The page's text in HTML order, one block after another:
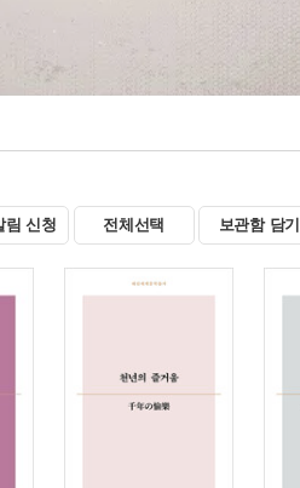
림 신청 전체선택 보관함 담기